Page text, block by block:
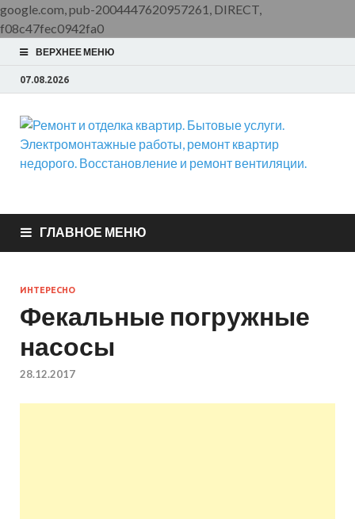
google.com, pub-2004447620957261, DIRECT,
f08c47fec0942fa0
ВЕРХНЕЕ МЕНЮ
07.08.2026
Ремонт и отделка
квартир. Бытовые
услуги.
Электромонтажные
работы, ремонт
квартир недорого.
вентиляции, монтаж систем приточной вентиляции.
ГЛАВНОЕ МЕНЮ
ИНТЕРЕСНО
Фекальные погружные
насосы
28.12.2017